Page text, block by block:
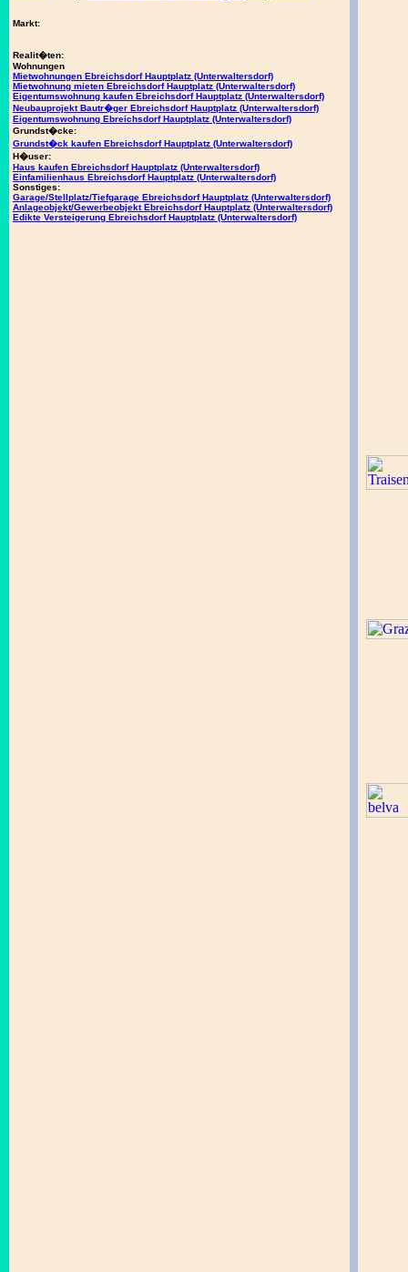
Markt:
Realit�ten:
Wohnungen
Mietwohnungen Ebreichsdorf Hauptplatz (Unterwaltersdorf)
Mietwohnung mieten Ebreichsdorf Hauptplatz (Unterwaltersdorf)
Eigentumswohnung kaufen Ebreichsdorf Hauptplatz (Unterwaltersdorf)
Neubauprojekt Bautr�ger Ebreichsdorf Hauptplatz (Unterwaltersdorf)
Eigentumswohnung Ebreichsdorf Hauptplatz (Unterwaltersdorf)
Grundst�cke:
Grundst�ck kaufen Ebreichsdorf Hauptplatz (Unterwaltersdorf)
H�user:
Haus kaufen Ebreichsdorf Hauptplatz (Unterwaltersdorf)
Einfamilienhaus Ebreichsdorf Hauptplatz (Unterwaltersdorf)
Sonstiges:
Garage/Stellplatz/Tiefgarage Ebreichsdorf Hauptplatz (Unterwaltersdorf)
Anlageobjekt/Gewerbeobjekt Ebreichsdorf Hauptplatz (Unterwaltersdorf)
Edikte Versteigerung Ebreichsdorf Hauptplatz (Unterwaltersdorf)